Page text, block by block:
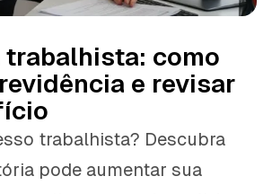
trabalhista: como
e revisar
trabalhista? Descubra
pode aumentar sua